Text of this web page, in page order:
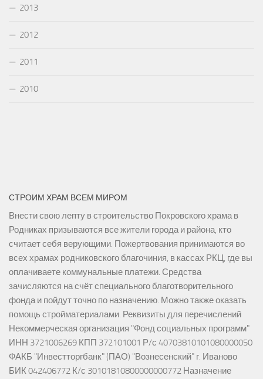
2013
2012
2011
2010
СТРОИМ ХРАМ ВСЕМ МИРОМ
Внести свою лепту в строительство Покровского храма в
Родниках призываются все жители города и района, кто
считает себя верующими. Пожертвования принимаются во
всех храмах родниковского благочиния, в кассах РКЦ, где вы
оплачиваете коммунальные платежи. Средства
зачисляются на счёт специального благотворительного
фонда и пойдут точно по назначению. Можно также оказать
помощь стройматериалами. Реквизиты для перечислений
Некоммерческая организация "Фонд социальных программ"
ИНН 3721006269 КПП 372101001 Р/с 40703810101080000050
ФАКБ "Инвестторгбанк" (ПАО) "Вознесенский" г. Иваново
БИК 042406772 К/с 30101810800000000772 Назначение